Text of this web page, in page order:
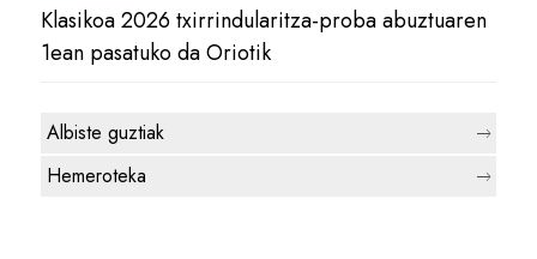
Klasikoa 2026 txirrindularitza-proba abuztuaren
1ean pasatuko da Oriotik
Albiste guztiak
Hemeroteka